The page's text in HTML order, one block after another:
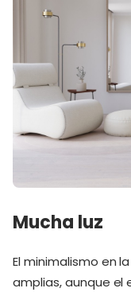
Mucha luz
El minimalismo en
amplias, aunque el